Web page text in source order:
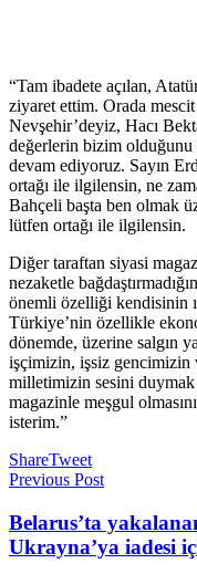
“Tam ibadete açılan,
ziyaret ettim. Orada
Nevşehir’deyiz, Hacı
değerlerin bizim olduğunu
devam ediyoruz. Sayın
ortağı ile ilgilensin, ne
Bahçeli başta ben olmak
lütfen ortağı ile ilgilensin.
Diğer taraftan siyasi
nezaketle
önemli özelliği kendisinin
Türkiye’nin özellikle
dönemde, üzerine salgın
işçimizin, işsiz gencimizin
milletimizin sesini duymak
magazinle meşgul
isterim.”
ShareTweet
Previous Post
Belarus’ta
Ukrayna’ya iadesi